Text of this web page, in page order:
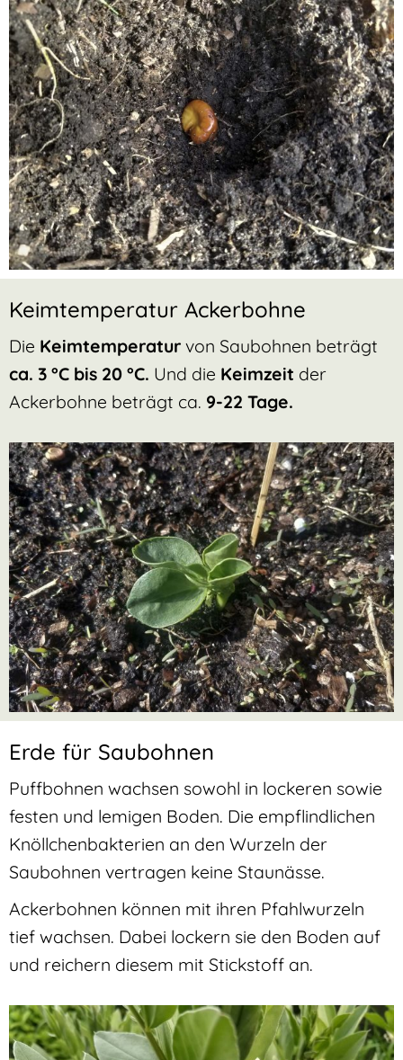
Keimtemperatur Ackerbohne
Die Keimtemperatur von Saubohnen beträgt
ca. 3 °C bis 20 °C. Und die Keimzeit der
Ackerbohne beträgt ca. 9-22 Tage.
Erde für Saubohnen
Puffbohnen wachsen sowohl in lockeren sowie
festen und lemigen Boden. Die empflindlichen
Knöllchenbakterien an den Wurzeln der
Saubohnen vertragen keine Staunässe.
Ackerbohnen können mit ihren Pfahlwurzeln
tief wachsen. Dabei lockern sie den Boden auf
und reichern diesem mit Stickstoff an.